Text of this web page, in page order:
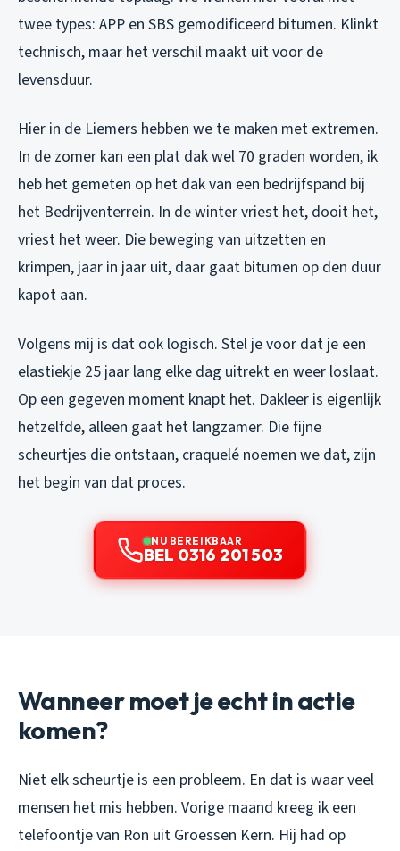
twee types: APP en SBS gemodificeerd bitumen. Klinkt
technisch, maar het verschil maakt uit voor de
levensduur.
Hier in de Liemers hebben we te maken met extremen.
In de zomer kan een plat dak wel 70 graden worden, ik
heb het gemeten op het dak van een bedrijfspand bij
het Bedrijventerrein. In de winter vriest het, dooit het,
vriest het weer. Die beweging van uitzetten en
krimpen, jaar in jaar uit, daar gaat bitumen op den duur
kapot aan.
Volgens mij is dat ook logisch. Stel je voor dat je een
elastiekje 25 jaar lang elke dag uitrekt en weer loslaat.
Op een gegeven moment knapt het. Dakleer is eigenlijk
hetzelfde, alleen gaat het langzamer. Die fijne
scheurtjes die ontstaan, craquelé noemen we dat, zijn
het begin van dat proces.
NU BEREIKBAAR
BEL 0316 201 503
Wanneer moet je echt in actie
komen?
Niet elk scheurtje is een probleem. En dat is waar veel
mensen het mis hebben. Vorige maand kreeg ik een
telefoontje van Ron uit Groessen Kern. Hij had op